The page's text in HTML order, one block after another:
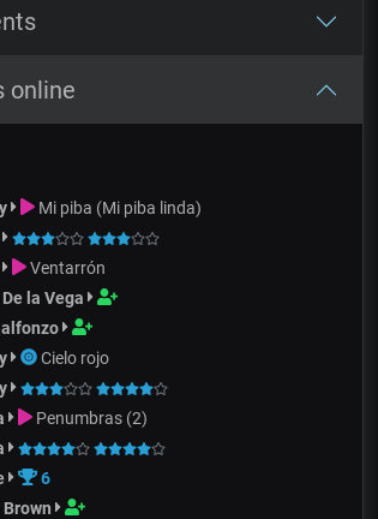
online
Mi piba (Mi piba linda)
Ventarrón
la Vega
Cielo rojo
Penumbras (2)
6